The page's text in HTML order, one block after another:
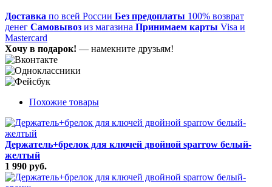
Доставка по всей России Без предоплаты 100% возврат
денег Самовывоз из магазина Принимаем карты Visa и
Mastercard
Хочу в подарок! — намекните друзьям!
Похожие товары
Держатель+брелок для ключей двойной sparrow белый-
желтый
1 990 руб.